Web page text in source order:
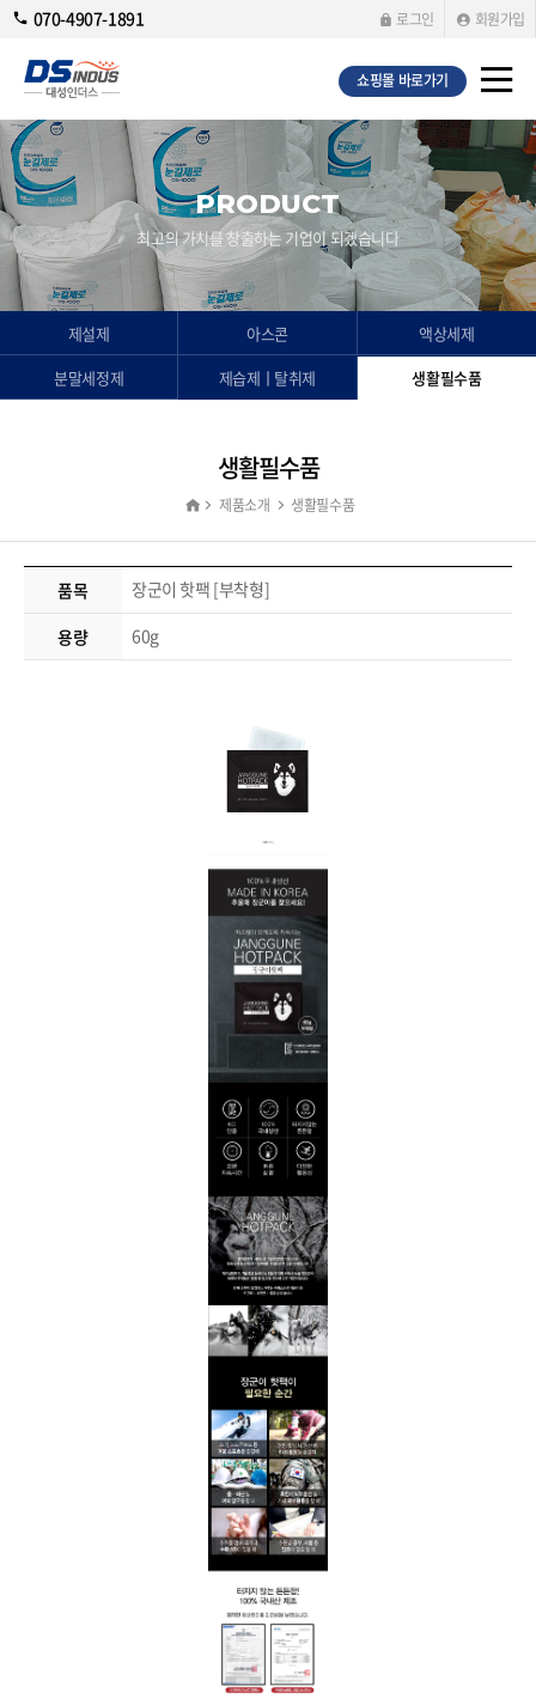
로그인 회원가입
쇼핑몰 바로가기
070-4907-1891
PRODUCT
최고의 가치를 창출하는 기업이 되겠습니다
제설제 아스콘
액상세제
분말세정제
제습제ㅣ탈취제 생활필수품
생활필수품
제품소개 생활필수품
품목
장군이 핫팩 [부착형]
용량
60g